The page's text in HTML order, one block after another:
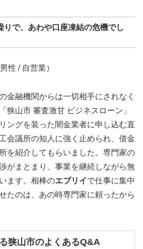
で、あわや口座凍結の危機でし
性 / 自営業）
金融機関からは一切相手にされなく
狭山市 審査激甘 ビジネスローン」
ングを装った闇金業者に申し込む直
会議所の知人に強く止められ、借金
を紹介してもらいました。専門家の
がまとまり、事業を継続しながら無
ます。相棒のエブリイで仕事に集中
たのは、あの時専門家に頼ったから
狭山市のよくあるQ&A